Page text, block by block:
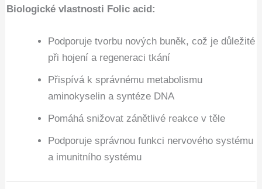
Biologické vlastnosti Folic acid:
Podporuje tvorbu nových buněk, což je důležité
při hojení a regeneraci tkání
Přispívá k správnému metabolismu
aminokyselin a syntéze DNA
Pomáhá snižovat zánětlivé reakce v těle
Podporuje správnou funkci nervového systému
a imunitního systému